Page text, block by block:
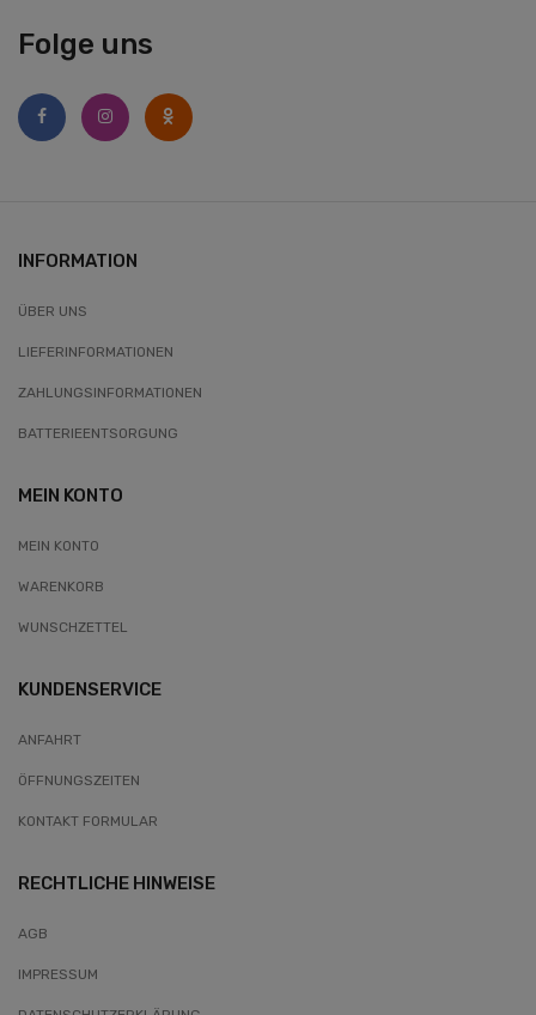
Folge uns
INFORMATION
ÜBER UNS
LIEFERINFORMATIONEN
ZAHLUNGSINFORMATIONEN
BATTERIEENTSORGUNG
MEIN KONTO
MEIN KONTO
WARENKORB
WUNSCHZETTEL
KUNDENSERVICE
ANFAHRT
ÖFFNUNGSZEITEN
KONTAKT FORMULAR
RECHTLICHE HINWEISE
AGB
IMPRESSUM